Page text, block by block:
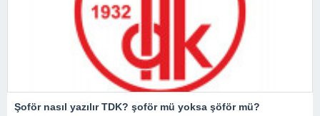
Şoför nasıl yazılır TDK? şoför mü yoksa şöför mü?